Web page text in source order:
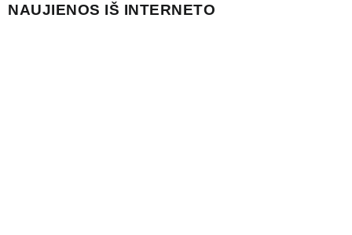
NAUJIENOS IŠ INTERNETO